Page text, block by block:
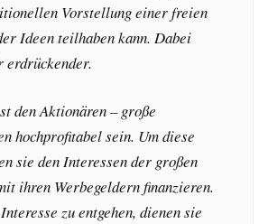
Vorstellung einer freien
Ideen teilhaben kann. Dabei
erdrückender.
den Aktionären – große
hochprofitabel sein. Um diese
sie den Interessen der großen
ihren Werbegeldern finanzieren.
zu entgehen, dienen sie